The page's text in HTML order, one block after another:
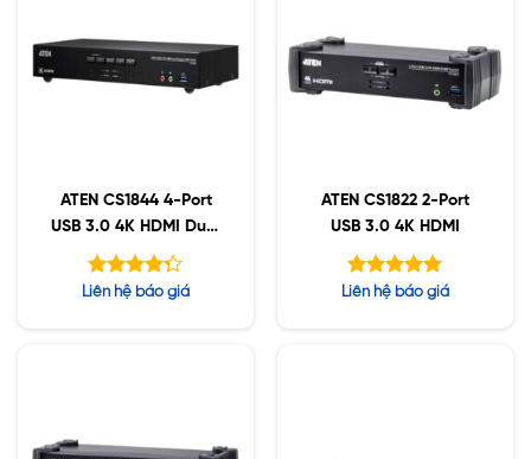
ATEN CS1844 4-Port
USB 3.0 4K HDMI Dual
Display
Được xếp
Liên hệ báo giá
ATEN CS1822 2-Port
USB 3.0 4K HDMI
Được xếp
Liên hệ báo giá